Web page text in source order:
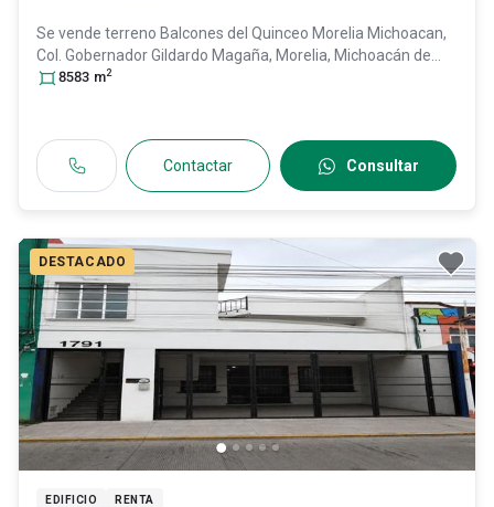
Se vende terreno Balcones del Quinceo Morelia Michoacan,
Col. Gobernador Gildardo Magaña, Morelia, Michoacán de
Ocampo, México
8583 m2
Contactar Consultar
DESTACADO
EDIFICIO RENTA